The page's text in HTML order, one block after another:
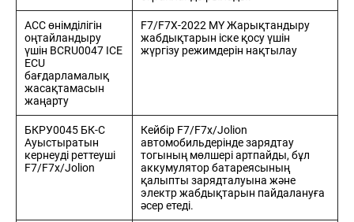
ACC өнімділігін
оңтайландыру
үшін BCRU0047 ICE
ECU
бағдарламалық
жасақтамасын
жаңарту
F7/F7X-2022 MY Жарықтандыру
жабдықтарын іске қосу үшін
жүргізу режимдерін нақтылау
БКРУ0045 БК-С
Ауыстыратын
кернеуді реттеуші
F7/F7x/Jolion
Кейбір F7/F7x/Jolion
автомобильдерінде зарядтау
тогының мөлшері артпайды, бұл
аккумулятор батареясының
қалыпты зарядталуына және
электр жабдықтарын пайдалануға
әсер етеді.